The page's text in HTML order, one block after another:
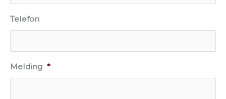
Telefon
Melding *